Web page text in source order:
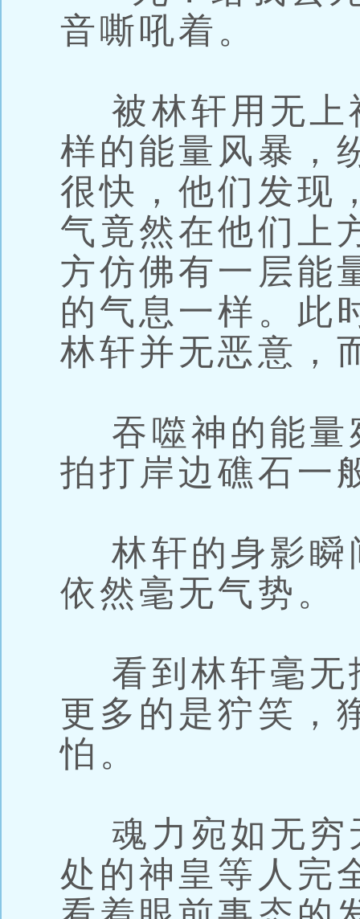
音嘶吼着。
被林轩用无上
样的能量风暴，
很快，他们发现
气竟然在他们上
方仿佛有一层能
的气息一样。此
林轩并无恶意，
吞噬神的能量
拍打岸边礁石一
林轩的身影瞬
依然毫无气势。
看到林轩毫无
更多的是狞笑，
怕。
魂力宛如无穷
处的神皇等人完